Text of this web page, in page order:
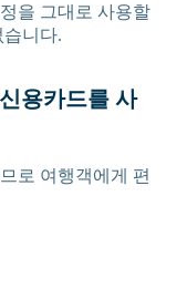
을 그대로 사용할
니다.
용카드를 사
로 여행객에게 편